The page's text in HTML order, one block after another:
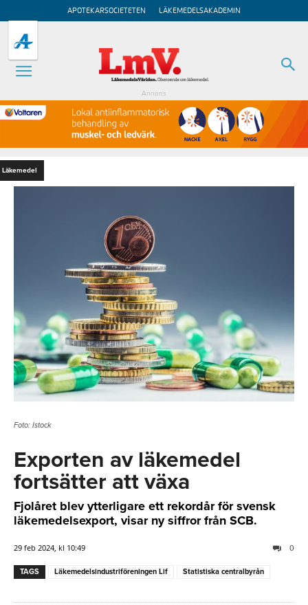
APOTEKARSOCIETETEN LÄKEMEDELSAKADEMIN
Annons
Läkemedel
Foto: Istock
Exporten av läkemedel
fortsätter att växa
Fjolåret blev ytterligare ett rekordår för svensk
läkemedelsexport, visar ny siffror från SCB.
29 feb 2024, kl 10:49 0
TAGS Läkemedelsindustriföreningen Lif Statistiska centralbyrån